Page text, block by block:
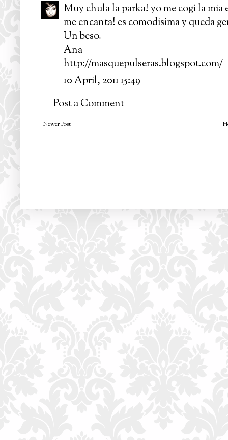
Muy chula la parka! yo me cogi la
me encanta! es comodisima y queda
Un beso.
Ana
http://masquepulseras.blogspot.com/
10 April, 2011 15:49
Post a Comment
Newer Post